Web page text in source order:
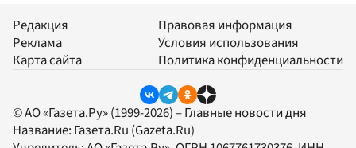
Редакция
Реклама
Карта сайта
Правовая информация
Условия использования
Политика конфиденциальности
© АО «Газета.Ру» (1999-2026) – Главные новости дня
Название: Газета.Ru (Gazeta.Ru)